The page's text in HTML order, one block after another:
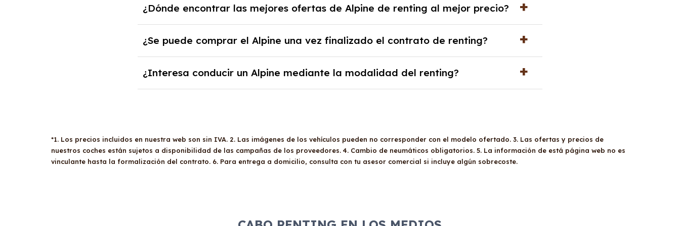
casos, un informe fiscal y un pago inicial.
¿Dónde encontrar las mejores ofertas de Alpine de renting al mejor precio?
los gastos incluidos y sin pagar entradas.
¿Se puede comprar el Alpine una vez finalizado el contrato de renting?
tendrán que analizar los años, la cantidad de kilómetros recorridos y el coste del mercado
actual.
¿Interesa conducir un Alpine mediante la modalidad del renting?
*1. Los precios incluidos en nuestra web son sin IVA. 2. Las imágenes de los vehículos pueden no corresponder con el modelo ofertado. 3. Las ofertas y precios de
nuestros coches están sujetos a disponibilidad de las campañas de los proveedores. 4. Cambio de neumáticos obligatorios. 5. La información de está página web no es
vinculante hasta la formalización del contrato. 6. Para entrega a domicilio, consulta con tu asesor comercial si incluye algún sobrecoste.